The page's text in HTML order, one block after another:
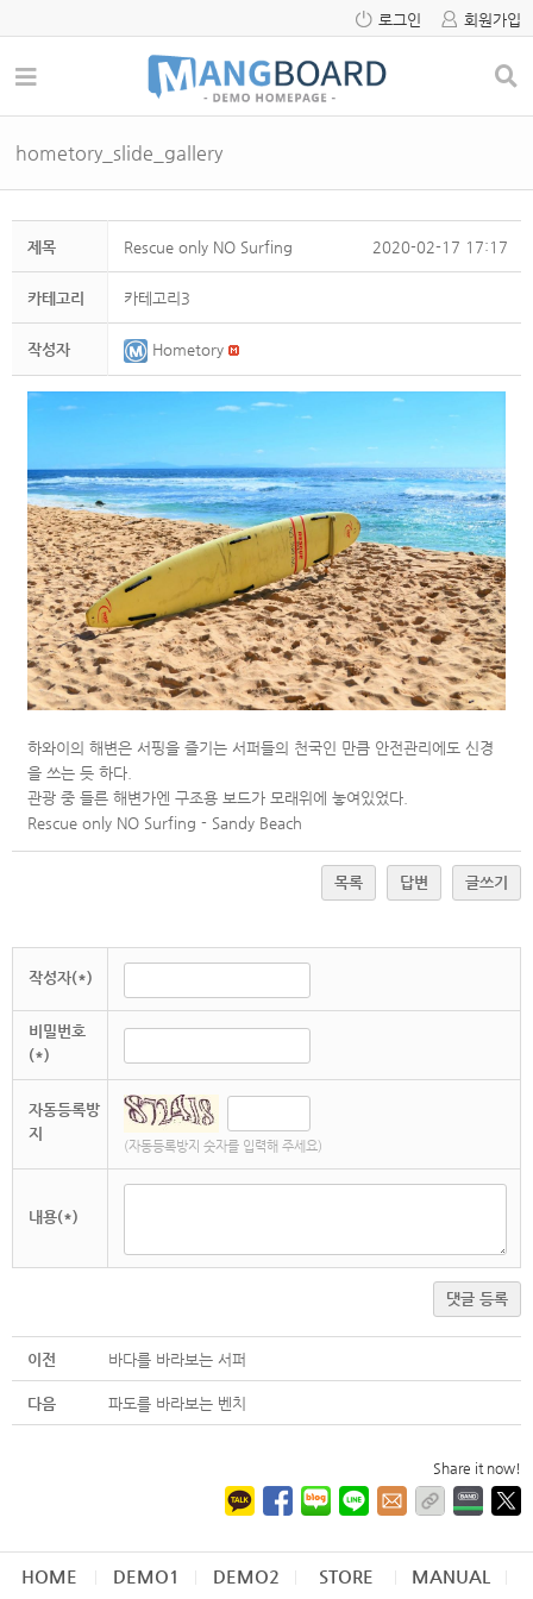
로그인 회원가입
hometory_slide_gallery
제목 Rescue only NO Surfing 2020-02-17 17:17
카테고리 카테고리3
작성자 Hometory
하와이의 해변은 서핑을 즐기는 서퍼들의 천국인 만큼 안전관리에도 신경
을 쓰는 듯 하다.
관광 중 들른 해변가엔 구조용 보드가 모래위에 놓여있었다.
Rescue only NO Surfing - Sandy Beach
목록 답변 글쓰기
작성자(*)
비밀번호
(*)
자동등록방
지
(자동등록방지 숫자를 입력해 주세요)
내용(*)
댓글 등록
이전 바다를 바라보는 서퍼
다음 파도를 바라보는 벤치
Share it now!
HOME DEMO1 DEMO2 STORE MANUAL